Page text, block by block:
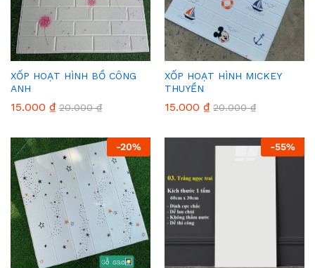
XỐP HOẠT HÌNH BỒ CÔNG
ANH
15.000 ₫ 20.000₫
XỐP HOẠT HÌNH MICKEY
THUYỀN
15.000 ₫ 20.000₫
-20% -55%